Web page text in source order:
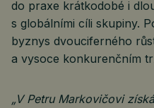
do praxe krátkodobé i
s globálními cíli skupiny.
byznys dvouciferného
a vysoce konkurenčním
„V Petru Markovičovi